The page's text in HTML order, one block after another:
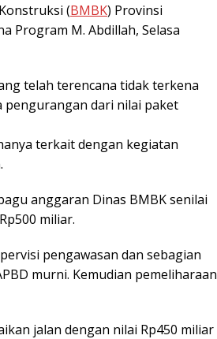
(BMBK) Provinsi
Program M. Abdillah, Selasa
telah terencana tidak terkena
pengurangan dari nilai paket
terkait dengan kegiatan
anggaran Dinas BMBK senilai
miliar.
pengawasan dan sebagian
murni. Kemudian pemeliharaan
jalan dengan nilai Rp450 miliar